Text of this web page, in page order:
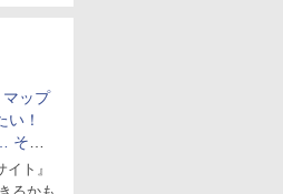
ップ
い！
そん
ト』